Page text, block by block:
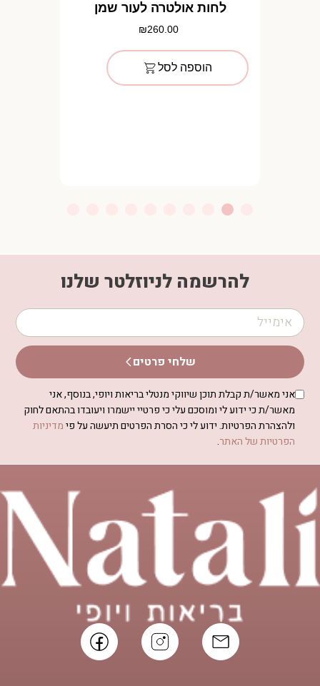
לחות אולטרה לעור שמן
260.00
₪
הוספה לסל
להרשמה לניוזלטר שלנו
שלחי פרטים
אני מאשר/ת קבלת תוכן שיווקי מנטלי בריאות ויופי, בנוסף, אני
מאשר/ת כי ידוע לי ומוסכם עלי כי פרטיי יישמרו ויעובדו בהתאם לחוק
ולהצהרת הפרטיות. ידוע לי כי הסרת הפרטים תיעשה על פימדיניות
הפרטיות של האתר.